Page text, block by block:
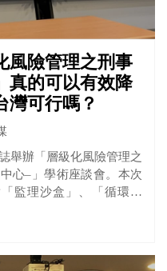
風險管理之刑事
真的可以有效降
灣可行嗎？
舉辦「層級化風險管理之
心–」學術座談會。本次
監理沙盒」、「循環經